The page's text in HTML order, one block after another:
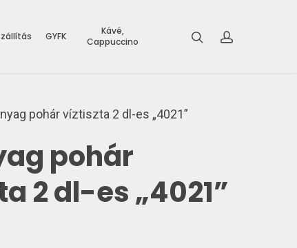
GYFK
Kávé,
Cappuccino
pohár víztiszta 2 dl-es „4021”
pohár
2 dl-es „4021”